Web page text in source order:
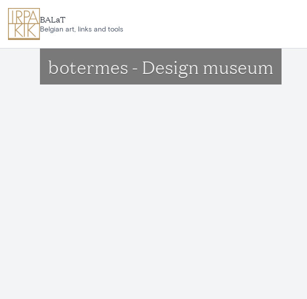
BALaT
Belgian art, links and tools
botermes - Design museum